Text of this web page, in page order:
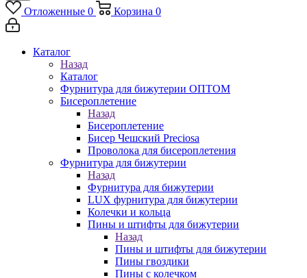
Отложенные 0 Корзина 0
Каталог
Назад
Каталог
Фурнитура для бижутерии ОПТОМ
Бисероплетение
Назад
Бисероплетение
Бисер Чешский Preciosa
Проволока для бисероплетения
Фурнитура для бижутерии
Назад
Фурнитура для бижутерии
LUX фурнитура для бижутерии
Колечки и кольца
Пины и штифты для бижутерии
Назад
Пины и штифты для бижутерии
Пины гвоздики
Пины с колечком